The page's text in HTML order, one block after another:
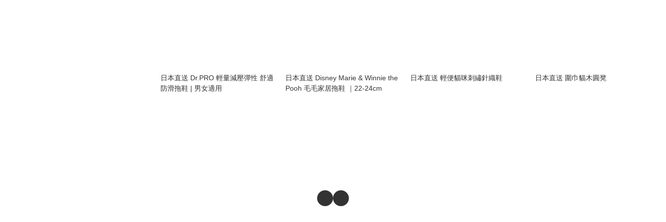
日本直送 Dr.PRO 輕量減壓彈性 舒適
防滑拖鞋 | 男女適用
日本直送 Disney Marie & Winnie the
Pooh 毛毛家居拖鞋 ｜22-24cm
日本直送 輕便貓咪刺繡針織鞋 日本直送 圍巾貓木圓凳